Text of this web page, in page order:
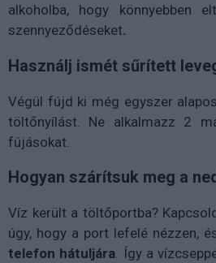
alkoholba, hogy könnyebben
szennyeződéseket.
Használj ismét sűrített
Végül fújd ki még egyszer
töltőnyílást. Ne alkalmazz 2
fújásokat.
Hogyan szárítsuk meg a
Víz került a töltőportba?
úgy, hogy a port lefelé nézzen,
telefon hátuljára. Így a